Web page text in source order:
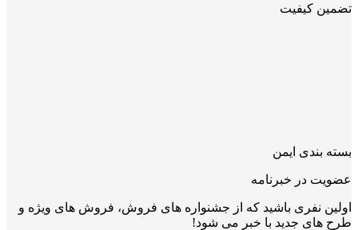
تضمین کیفیت
بسته بندی ایمن
عضویت در خبرنامه
اولین نفری باشید که از جشنواره های فروش، فروش های ویژه و
طرح های جدید با خبر می شود!